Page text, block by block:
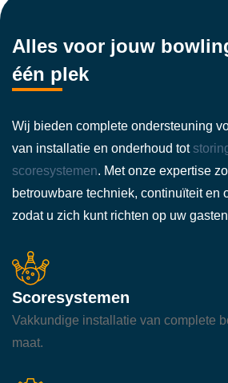
Alles voor jouw
één plek
Wij bieden complete ondersteuning
van installatie en onderhoud tot
scoresystemen. Met onze expertise
betrouwbare techniek, continuïteit en
zodat u zich kunt richten op uw
Scoresystemen
Vakkundige installatie van complete
maat.